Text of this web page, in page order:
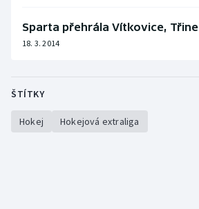
Sparta přehrála Vítkovice,
18. 3. 2014
ŠTÍTKY
Hokej Hokejová extraliga